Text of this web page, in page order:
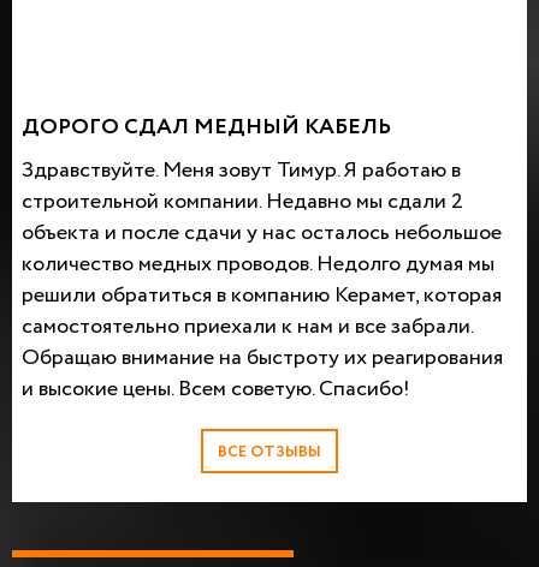
ДОРОГО СДАЛ МЕДНЫЙ КАБЕЛЬ
Здравствуйте. Меня зовут Тимур. Я работаю в
строительной компании. Недавно мы сдали 2
объекта и после сдачи у нас осталось небольшое
количество медных проводов. Недолго думая мы
решили обратиться в компанию Керамет, которая
самостоятельно приехали к нам и все забрали.
Обращаю внимание на быстроту их реагирования
и высокие цены. Всем советую. Спасибо!
ВСЕ ОТЗЫВЫ